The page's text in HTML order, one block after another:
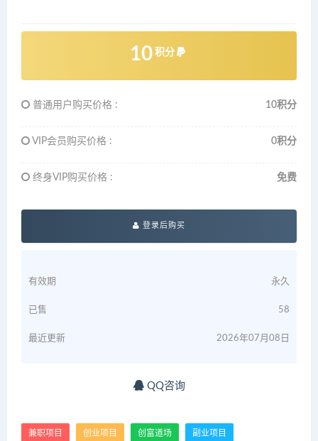
10 积分
普通用户购买价格 : 10积分
VIP会员购买价格 : 0积分
终身VIP购买价格 : 免费
登录后购买
有效期 永久
已售 58
最近更新 2026年07月08日
QQ咨询
兼职项目 创业项目 创富道场 副业项目